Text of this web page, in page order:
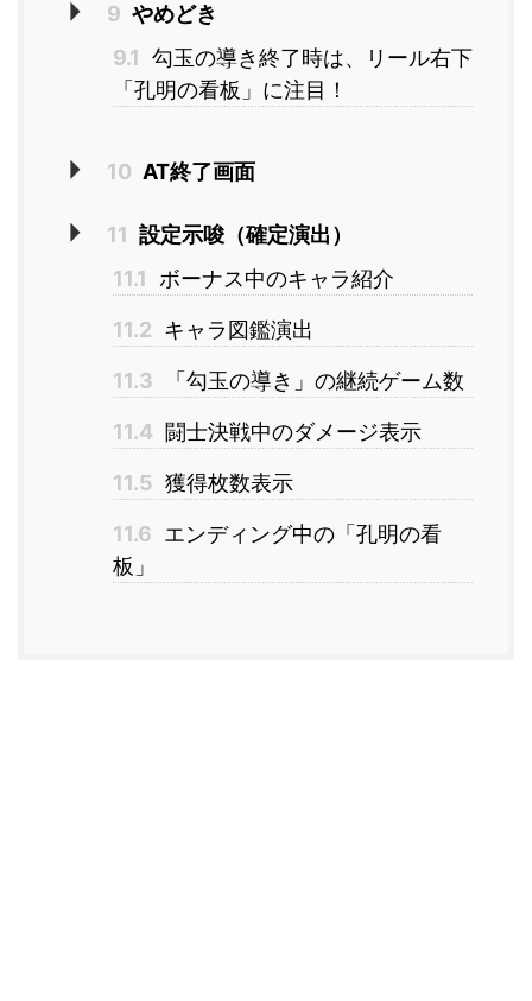
9 やめどき
9.1 勾玉の導き終了時は、リール右下
「孔明の看板」に注目！
10 AT終了画面
11 設定示唆（確定演出）
11.1
ボーナス中のキャラ紹介
11.2 キャラ図鑑演出
11.3 「勾玉の導き」の継続ゲーム数
11.4 闘士決戦中のダメージ表示
11.5 獲得枚数表示
11.6 エンディング中の「孔明の看
板」